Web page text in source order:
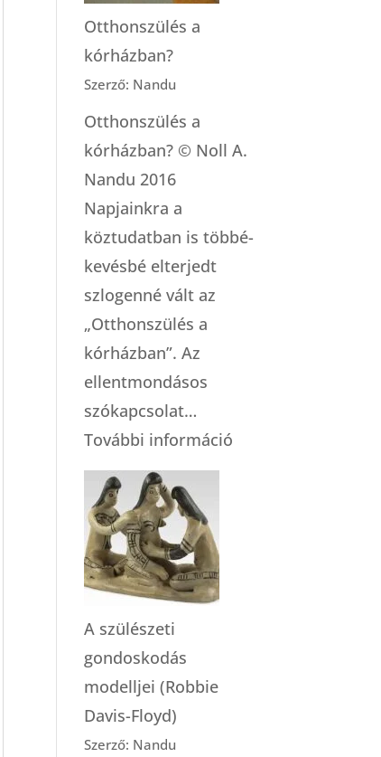
Otthonszülés a
kórházban?
Szerző: Nandu
Otthonszülés a
kórházban? © Noll A.
Nandu 2016
Napjainkra a
köztudatban is többé-
kevésbé elterjedt
szlogenné vált az
„Otthonszülés a
kórházban”. Az
ellentmondásos
szókapcsolat…
További információ
A szülészeti
gondoskodás
modelljei (Robbie
Davis-Floyd)
Szerző: Nandu